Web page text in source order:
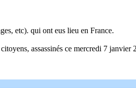
etc). qui ont eus lieu en France.
assassinés ce mercredi 7